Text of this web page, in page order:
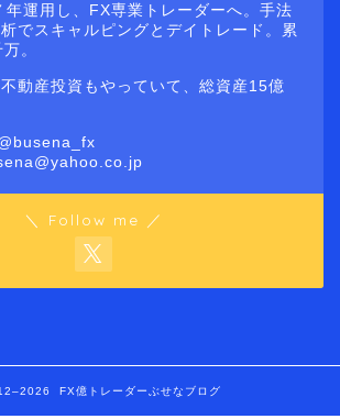
運用し、FX専業トレーダーへ。手法
でスキャルピングとデイトレード。累
。
動産投資もやっていて、総資産15億
＼ Follow me ／
FX億トレーダーぶせなブログ